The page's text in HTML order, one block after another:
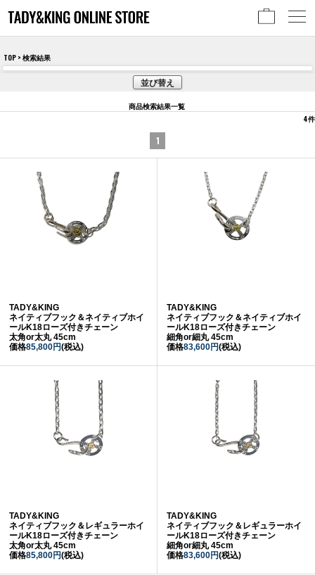
TOP > 検索結果
並び替え
商品検索結果一覧
4件
1
TADY&KING
ネイティブフック＆ネイティブホイ
ールK18ローズ付きチェーン
太角or太丸 45cm
価格85,800円(税込)
TADY&KING
ネイティブフック＆ネイティブホイ
ールK18ローズ付きチェーン
細角or細丸 45cm
価格83,600円(税込)
TADY&KING
ネイティブフック＆レギュラーホイ
ールK18ローズ付きチェーン
太角or太丸 45cm
価格85,800円(税込)
TADY&KING
ネイティブフック＆レギュラーホイ
ールK18ローズ付きチェーン
細角or細丸 45cm
価格83,600円(税込)